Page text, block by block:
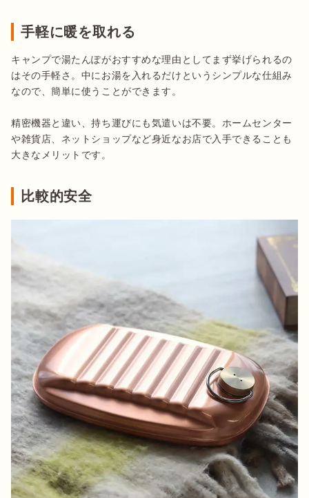
手軽に暖を取れる
キャンプで湯たんぽがおすすめな理由としてまず挙げられるの
はその手軽さ。中にお湯を入れるだけというシンプルな仕組み
なので、簡単に使うことができます。
精密機器と違い、持ち運びにも気遣いは不要。ホームセンター
や雑貨店、ネットショップなど身近なお店で入手できることも
大きなメリットです。
比較的安全